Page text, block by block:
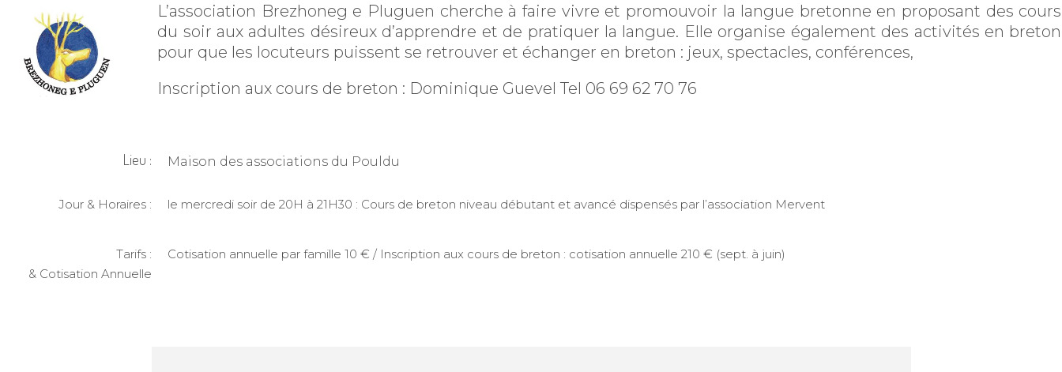
L’association Brezhoneg e Pluguen cherche à faire vivre et promouvoir la langue bretonne en proposant des cours
du soir aux adultes désireux d’apprendre et de pratiquer la langue. Elle organise également des activités en breton
pour que les locuteurs puissent se retrouver et échanger en breton : jeux, spectacles, conférences,
Inscription aux cours de breton : Dominique Guevel Tel 06 69 62 70 76
Lieu : Maison des associations du Pouldu
Jour & Horaires : le mercredi soir de 20H à 21H30 : Cours de breton niveau débutant et avancé dispensés par l’association Mervent
Tarifs :
& Cotisation Annuelle
Cotisation annuelle par famille 10 € / Inscription aux cours de breton : cotisation annuelle 210 € (sept. à juin)